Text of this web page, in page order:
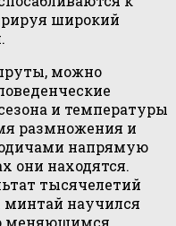
широкий
можно
и температуры
размножения и
напрямую
они находятся.
тысячелетий
минтай научился